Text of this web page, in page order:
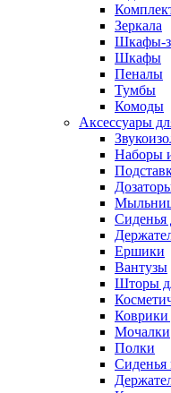
Зеркала
Шкафы-
Шкафы
Пеналы
Тумбы
Комоды
Аксессуары
Наборы
Сиденья
Ершики
Вантузы
Шторы
Коврики
Мочалки
Полки
Сиденья